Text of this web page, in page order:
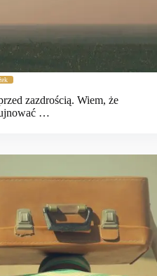
zazdrością. Wiem, że
…